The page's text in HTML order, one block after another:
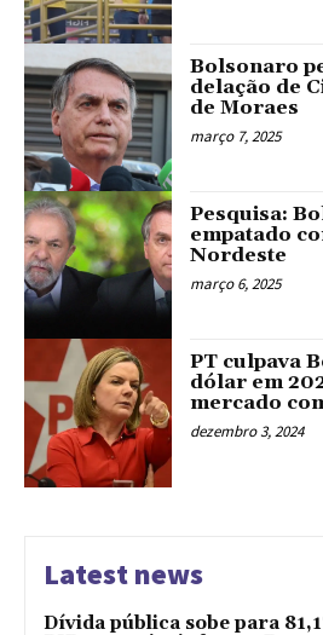
Bolsonaro
delação de
de Moraes
março 7, 2025
Pesquisa:
empatado
Nordeste
março 6, 2025
PT culpava
dólar em
mercado
dezembro 3, 2024
Latest news
Dívida pública sobe para